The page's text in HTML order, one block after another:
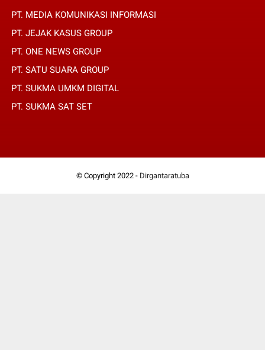
PT. MEDIA KOMUNIKASI INFORMASI
PT. JEJAK KASUS GROUP
PT. ONE NEWS GROUP
PT. SATU SUARA GROUP
PT. SUKMA UMKM DIGITAL
PT. SUKMA SAT SET
© Copyright 2022 - Dirgantaratuba